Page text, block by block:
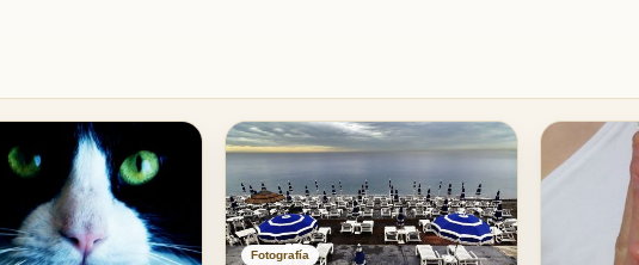
Fotografía